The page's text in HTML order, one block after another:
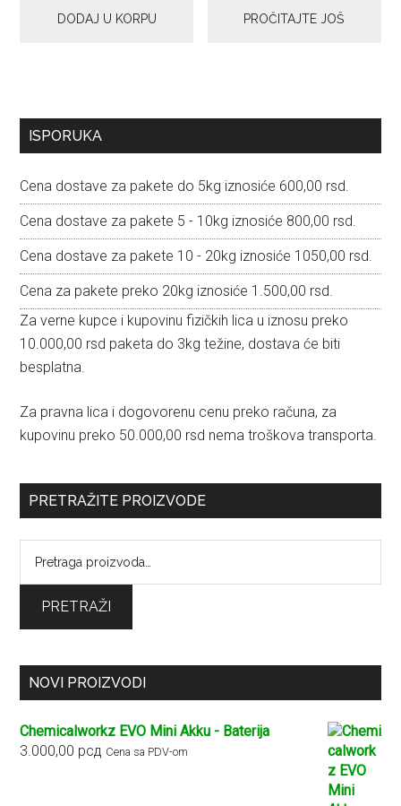
DODAJ U KORPU PROČITAJTE JOŠ
Primary
ISPORUKA
Cena dostave za pakete do 5kg iznosiće 600,00 rsd.
Cena dostave za pakete 5 - 10kg iznosiće 800,00 rsd.
Cena dostave za pakete 10 - 20kg iznosiće 1050,00 rsd.
Cena za pakete preko 20kg iznosiće 1.500,00 rsd.
Za verne kupce i kupovinu fizičkih lica u iznosu preko
10.000,00 rsd paketa do 3kg težine, dostava će biti
besplatna.
Za pravna lica i dogovorenu cenu preko računa, za
kupovinu preko 50.000,00 rsd nema troškova transporta.
PRETRAŽITE PROIZVODE
PRETRAŽI
NOVI PROIZVODI
Chemicalworkz EVO Mini Akku - Baterija
3.000,00 рсд Cena sa PDV-om